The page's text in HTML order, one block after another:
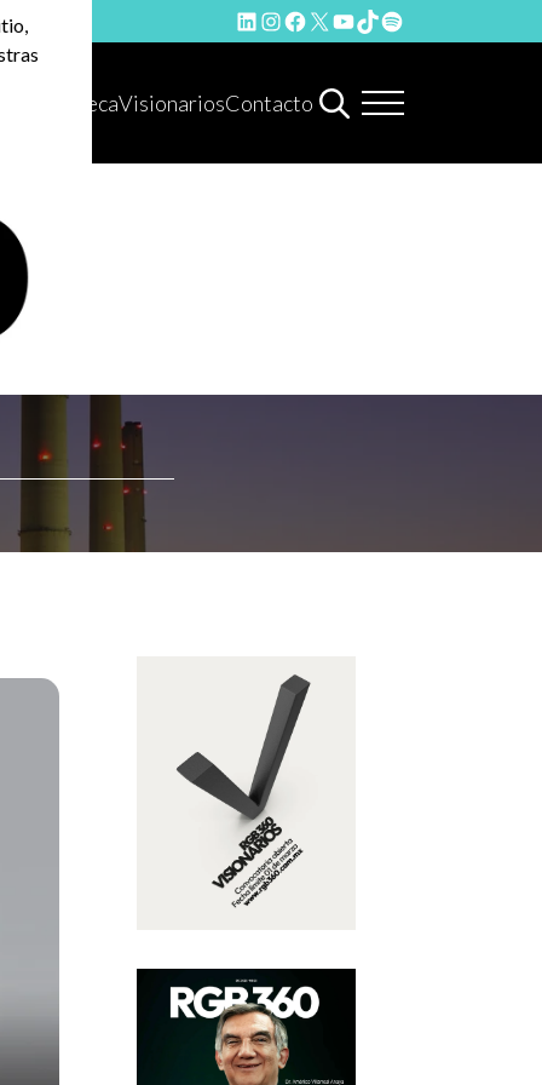
LinkedIn
Instagram
Facebook
X YouTube
TikTok
Spotify
HemerotecaVisionariosContacto